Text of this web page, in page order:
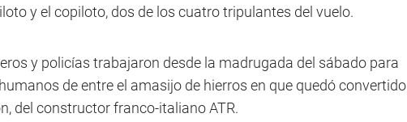
y el copiloto, dos de los cuatro tripulantes del vuelo.
y policías trabajaron desde la madrugada del sábado para
de entre el amasijo de hierros en que quedó convertido
del constructor franco-italiano ATR.